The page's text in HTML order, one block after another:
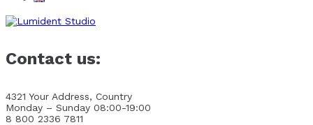
Contact us:
4321 Your Address, Country
Monday – Sunday 08:00-19:00
8 800 2336 7811